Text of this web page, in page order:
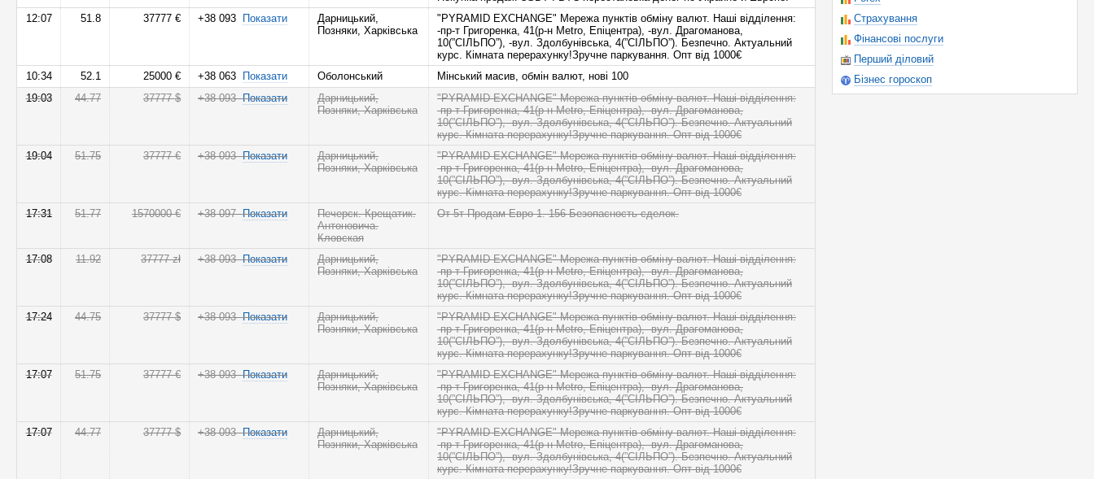
12:07
51.8 37777 € +38 093 Показати
Дарницький,
Позняки, Харківська
"PYRAMID EXCHANGE" Мережа пунктів обміну валют. Наші відділення:
-пр-т Григоренка, 41(р-н Metro, Епіцентра), -вул. Драгоманова,
10(”СІЛЬПО”), -вул. Здолбунівська, 4(”СІЛЬПО”). Безпечно. Актуальний
курс. Кімната перерахунку!Зручне паркування. Опт від 1000€
10:34
52.1 25000 € +38 063 Показати Оболонський
Мінський масив, обмін валют, нові 100
19:03
44.77 37777 $ +38 093Показати
Дарницький,
Позняки, Харківська
"PYRAMID EXCHANGE" Мережа пунктів обміну валют. Наші відділення:
-пр-т Григоренка, 41(р-н Metro, Епіцентра), -вул. Драгоманова,
10(”СІЛЬПО”), -вул. Здолбунівська, 4(”СІЛЬПО”). Безпечно. Актуальний
курс. Кімната перерахунку!Зручне паркування. Опт від 1000€
19:04
51.75 37777 € +38 093Показати
Дарницький,
Позняки, Харківська
"PYRAMID EXCHANGE" Мережа пунктів обміну валют. Наші відділення:
-пр-т Григоренка, 41(р-н Metro, Епіцентра), -вул. Драгоманова,
10(”СІЛЬПО”), -вул. Здолбунівська, 4(”СІЛЬПО”). Безпечно. Актуальний
курс. Кімната перерахунку!Зручне паркування. Опт від 1000€
17:31
51.77 1570000 € +38 097Показати
Печерск. Крещатик.
Антоновича.
Кловская
От 5т Продам Евро 1. 156 Безопасность сделок.
17:08 11.92 37777 zł +38 093Показати
Дарницький,
Позняки, Харківська
"PYRAMID EXCHANGE" Мережа пунктів обміну валют. Наші відділення:
-пр-т Григоренка, 41(р-н Metro, Епіцентра), -вул. Драгоманова,
10(”СІЛЬПО”), -вул. Здолбунівська, 4(”СІЛЬПО”). Безпечно. Актуальний
курс. Кімната перерахунку!Зручне паркування. Опт від 1000€
17:24
44.75 37777 $ +38 093Показати
Дарницький,
Позняки, Харківська
"PYRAMID EXCHANGE" Мережа пунктів обміну валют. Наші відділення:
-пр-т Григоренка, 41(р-н Metro, Епіцентра), -вул. Драгоманова,
10(”СІЛЬПО”), -вул. Здолбунівська, 4(”СІЛЬПО”). Безпечно. Актуальний
курс. Кімната перерахунку!Зручне паркування. Опт від 1000€
17:07
51.75 37777 € +38 093Показати
Дарницький,
Позняки, Харківська
"PYRAMID EXCHANGE" Мережа пунктів обміну валют. Наші відділення:
-пр-т Григоренка, 41(р-н Metro, Епіцентра), -вул. Драгоманова,
10(”СІЛЬПО”), -вул. Здолбунівська, 4(”СІЛЬПО”). Безпечно. Актуальний
курс. Кімната перерахунку!Зручне паркування. Опт від 1000€
17:07
44.77 37777 $ +38 093Показати
Дарницький,
Позняки, Харківська
"PYRAMID EXCHANGE" Мережа пунктів обміну валют. Наші відділення:
-пр-т Григоренка, 41(р-н Metro, Епіцентра), -вул. Драгоманова,
10(”СІЛЬПО”), -вул. Здолбунівська, 4(”СІЛЬПО”). Безпечно. Актуальний
курс. Кімната перерахунку!Зручне паркування. Опт від 1000€
Страхування
Фінансові послуги
Перший діловий
Бізнес гороскоп